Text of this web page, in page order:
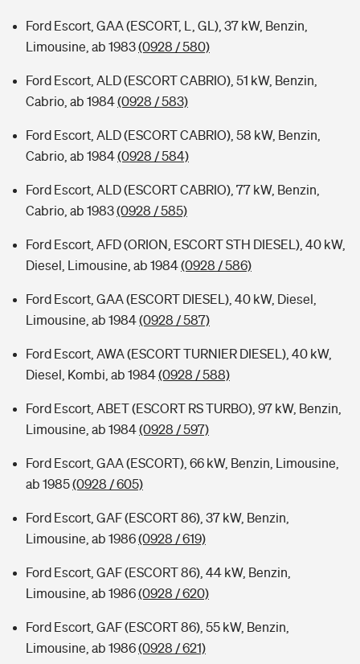
Ford Escort, GAA (ESCORT, L, GL), 37 kW, Benzin,
Limousine, ab 1983(0928 / 580)
Ford Escort, ALD (ESCORT CABRIO), 51 kW, Benzin,
Cabrio, ab 1984(0928 / 583)
Ford Escort, ALD (ESCORT CABRIO), 58 kW, Benzin,
Cabrio, ab 1984(0928 / 584)
Ford Escort, ALD (ESCORT CABRIO), 77 kW, Benzin,
Cabrio, ab 1983(0928 / 585)
Ford Escort, AFD (ORION, ESCORT STH DIESEL), 40 kW,
Diesel, Limousine, ab 1984(0928 / 586)
Ford Escort, GAA (ESCORT DIESEL), 40 kW, Diesel,
Limousine, ab 1984(0928 / 587)
Ford Escort, AWA (ESCORT TURNIER DIESEL), 40 kW,
Diesel, Kombi, ab 1984(0928 / 588)
Ford Escort, ABET (ESCORT RS TURBO), 97 kW, Benzin,
Limousine, ab 1984(0928 / 597)
Ford Escort, GAA (ESCORT), 66 kW, Benzin, Limousine,
ab 1985(0928 / 605)
Ford Escort, GAF (ESCORT 86), 37 kW, Benzin,
Limousine, ab 1986(0928 / 619)
Ford Escort, GAF (ESCORT 86), 44 kW, Benzin,
Limousine, ab 1986(0928 / 620)
Ford Escort, GAF (ESCORT 86), 55 kW, Benzin,
Limousine, ab 1986(0928 / 621)